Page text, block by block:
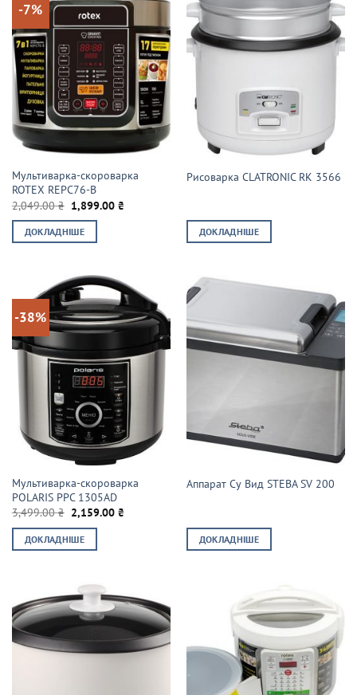
-7%
Мультиварка-скороварка
ROTEX REPC76-B
2,049.00₴ Оригінальна
ціна:
2,049.00 ₴.
1,899.00₴
ДОКЛАДНІШЕ
Рисоварка CLATRONIC RK 3566
ДОКЛАДНІШЕ
-38%
Мультиварка-скороварка
POLARIS PPC 1305AD
3,499.00₴ Оригінальна
ціна:
3,499.00 ₴.
2,159.00₴
ДОКЛАДНІШЕ
Аппарат Су Вид STEBA SV 200
ДОКЛАДНІШЕ